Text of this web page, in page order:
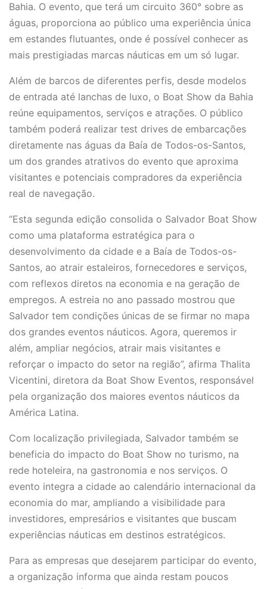
Bahia. O evento, que terá um circuito 360° sobre as
águas, proporciona ao público uma experiência única
em estandes flutuantes, onde é possível conhecer as
mais prestigiadas marcas náuticas em um só lugar.
Além de barcos de diferentes perfis, desde modelos
de entrada até lanchas de luxo, o Boat Show da Bahia
reúne equipamentos, serviços e atrações. O público
também poderá realizar test drives de embarcações
diretamente nas águas da Baía de Todos-os-Santos,
um dos grandes atrativos do evento que aproxima
visitantes e potenciais compradores da experiência
real de navegação.
“Esta segunda edição consolida o Salvador Boat Show
como uma plataforma estratégica para o
desenvolvimento da cidade e a Baía de Todos-os-
Santos, ao atrair estaleiros, fornecedores e serviços,
com reflexos diretos na economia e na geração de
empregos. A estreia no ano passado mostrou que
Salvador tem condições únicas de se firmar no mapa
dos grandes eventos náuticos. Agora, queremos ir
além, ampliar negócios, atrair mais visitantes e
reforçar o impacto do setor na região”, afirma Thalita
Vicentini, diretora da Boat Show Eventos, responsável
pela organização dos maiores eventos náuticos da
América Latina.
Com localização privilegiada, Salvador também se
beneficia do impacto do Boat Show no turismo, na
rede hoteleira, na gastronomia e nos serviços. O
evento integra a cidade ao calendário internacional da
economia do mar, ampliando a visibilidade para
investidores, empresários e visitantes que buscam
experiências náuticas em destinos estratégicos.
Para as empresas que desejarem participar do evento,
a organização informa que ainda restam poucos